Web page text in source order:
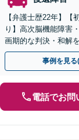
【弁護士歴22年】
り】高次脳機能障害
画期的な判決・和解
／セカンドオピニオ
事例を見る
電話でお問